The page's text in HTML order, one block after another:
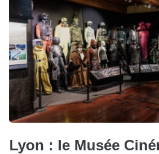
Lyon : le Musée